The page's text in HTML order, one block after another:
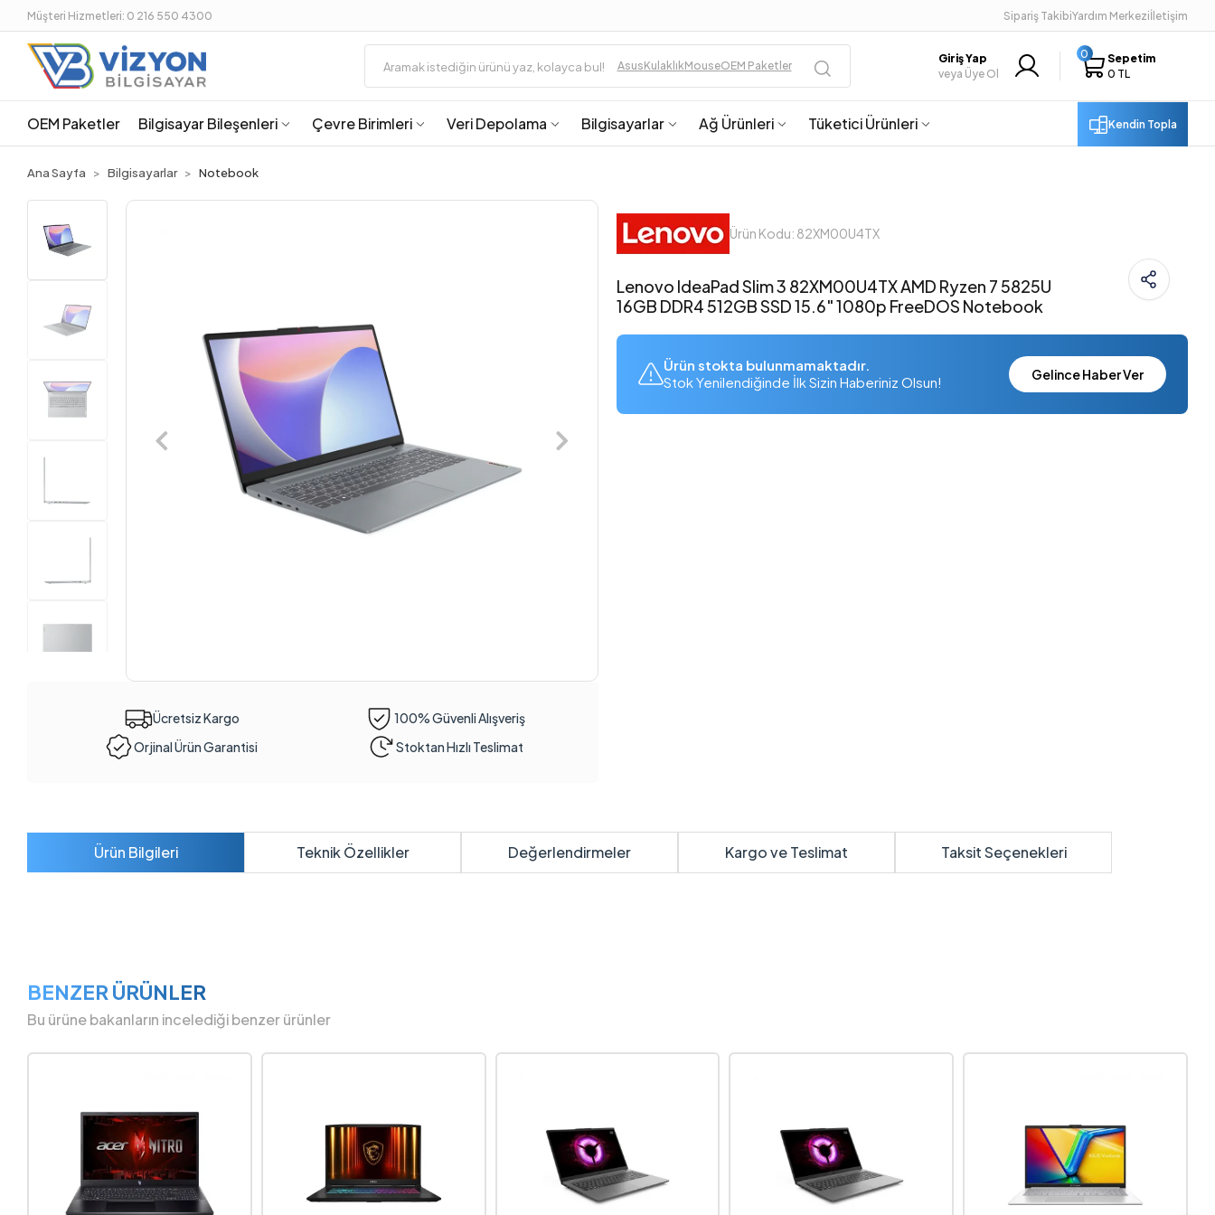
Müşteri Hizmetleri: 0 216 550 4300 Sipariş TakibiYardım Merkeziİletişim
AsusKulaklıkMouseOEM Paketler
Giriş Yap
veya Üye Ol
0
Sepetim
0 TL
OEM Paketler Bilgisayar Bileşenleri Çevre Birimleri Veri Depolama Bilgisayarlar Ağ Ürünleri Tüketici Ürünleri Kendin Topla
Ana Sayfa Bilgisayarlar Notebook
Ücretsiz Kargo
100% Güvenli Alışveriş
Orjinal Ürün Garantisi
Stoktan Hızlı Teslimat
Ürün Kodu: 82XM00U4TX
Lenovo IdeaPad Slim 3 82XM00U4TX AMD Ryzen 7 5825U
16GB DDR4 512GB SSD 15.6" 1080p FreeDOS Notebook
Ürün stokta bulunmamaktadır.
Stok Yenilendiğinde İlk Sizin Haberiniz Olsun!
Gelince Haber Ver
Ürün Bilgileri Teknik Özellikler Değerlendirmeler Kargo ve Teslimat Taksit Seçenekleri
BENZER ÜRÜNLER
Bu ürüne bakanların incelediği benzer ürünler